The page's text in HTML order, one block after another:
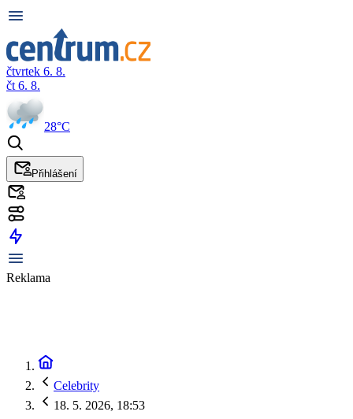
čtvrtek 6. 8.
čt 6. 8.
28°C
Přihlášení
Reklama
Celebrity
18. 5. 2026, 18:53